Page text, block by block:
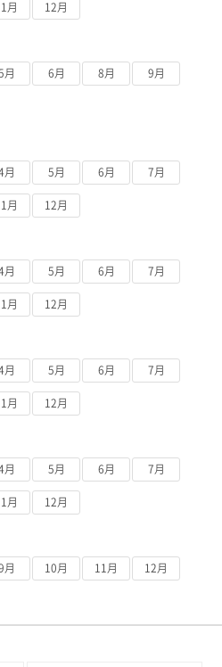
月 12月
5月 6月 8月 9月
月 5月 6月 7月
月 12月
月 5月 6月 7月
月 12月
月 5月 6月 7月
月 12月
月 5月 6月 7月
月 12月
月 10月 11月 12月